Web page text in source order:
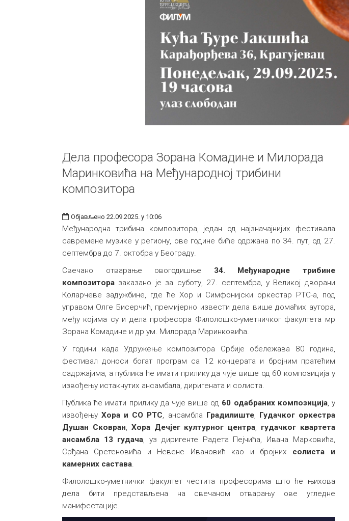
Дела професора Зорана Комадине и Милорада
Маринковића на Међународној трибини
композитора
Објављено 22.09.2025. у 10:06
Међународна трибина композитора, један од најзначајнијих фестивала
савремене музике у региону, ове године биће одржана по 34. пут, од 27.
септембра до 7. октобра у Београду.
Свечано отварање oвогодишњe 34. Међународнe трибинe
композиторa заказано је за суботу, 27. септембра, у Великој дворани
Коларчеве задужбине, где ће Хор и Симфонијски оркестар РТС-а, под
управом Олге Бисерчић, премијерно извести дела више домаћих аутора,
међу којима су и дела професора Филолошко-уметничког факултета мр
Зорана Комадине и др ум. Милорада Маринковића.
У години када Удружење композитора Србије обележава 80 година,
фестивал доноси богат програм са 12 концерата и бројним пратећим
садржајима, а публика ће имати прилику да чује више од 60 композиција у
извођењу истакнутих ансамбала, диригената и солиста.
Публика ће имати прилику да чује више од 60 одабраних композиција, у
извођењуХора и СО РТС, ансамбла Градилиште, Гудачког оркестра
Душан Сковран, Хора Дечјег културног центра, гудачког квартета
ансамбла 13 гудача, уз диригенте Радета Пејчића, Ивана Марковића,
Срђана Сретеновића и Невене Ивановић као и бројних солиста и
камерних састава.
Филолошко-уметнички факултет честита професорима што ће њихова
дела бити представљена на свечаном отварању ове угледне
манифестације.